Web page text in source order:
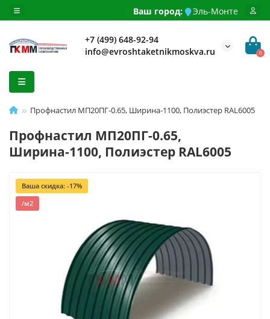
Ваш город: Эль-Монте
+7 (499) 648-92-94
info@evroshtaketnikmoskva.ru
0
Профнастил МП20ПГ-0.65, Ширина-1100, Полиэстер RAL6005
Профнастил МП20ПГ-0.65,
Ширина-1100, Полиэстер RAL6005
Ваша скидка: -17%
/м2